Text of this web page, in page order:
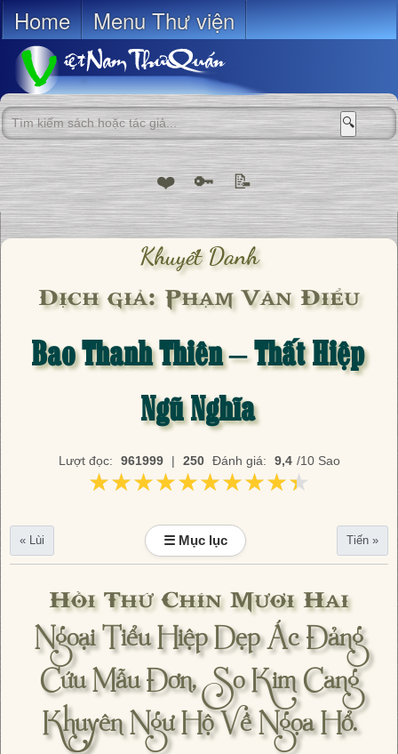
Home Menu Thư viện
🔍
❤️ 🔑 📝
Khuyết Danh
Dịch giả: Phạm Văn Điểu
Bao Thanh Thiên – Thất Hiệp
Ngũ Nghĩa
Lượt đọc: 961999 | 250 Đánh giá: 9,4 /10 Sao
★★★★★★★★★★
★★★★★★★★★★
« Lùi ☰ Mục lục Tiến »
Hồi Thứ Chín Mươi Hai
Ngoại Tiểu Hiệp Dẹp Ác Đảng
Cứu Mẫu Đơn, So Kim Cang
Khuyên Ngư Hộ Về Ngọa Hổ.